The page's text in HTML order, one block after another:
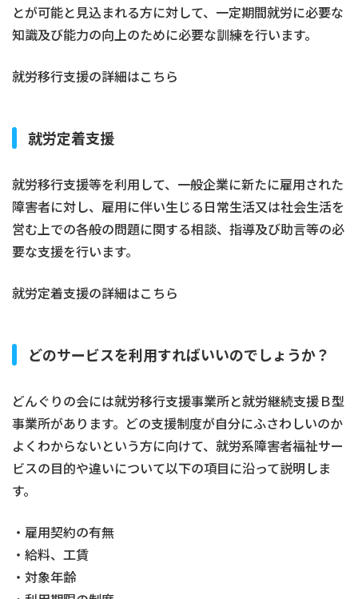
とが可能と見込まれる方に対して、一定期間就労に必要な
知識及び能力の向上のために必要な訓練を行います。
就労移行支援の詳細はこちら
就労定着支援
就労移行支援等を利用して、一般企業に新たに雇用された
障害者に対し、雇用に伴い生じる日常生活又は社会生活を
営む上での各般の問題に関する相談、指導及び助言等の必
要な支援を行います。
就労定着支援の詳細はこちら
どのサービスを利用すればいいのでしょうか？
どんぐりの会には就労移行支援事業所と就労継続支援Ｂ型
事業所があります。どの支援制度が自分にふさわしいのか
よくわからないという方に向けて、就労系障害者福祉サー
ビスの目的や違いについて以下の項目に沿って説明しま
す。
・雇用契約の有無
・給料、工賃
・対象年齢